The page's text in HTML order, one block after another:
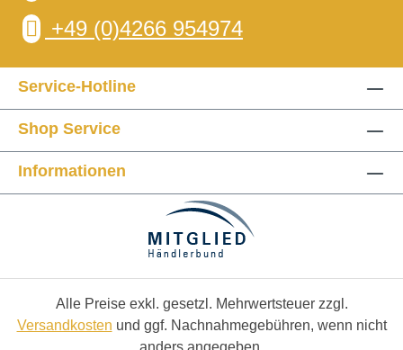
+49 (0)4266 954974
Service-Hotline
Shop Service
Informationen
Alle Preise exkl. gesetzl. Mehrwertsteuer zzgl.
Versandkosten und ggf. Nachnahmegebühren, wenn nicht
anders angegeben.